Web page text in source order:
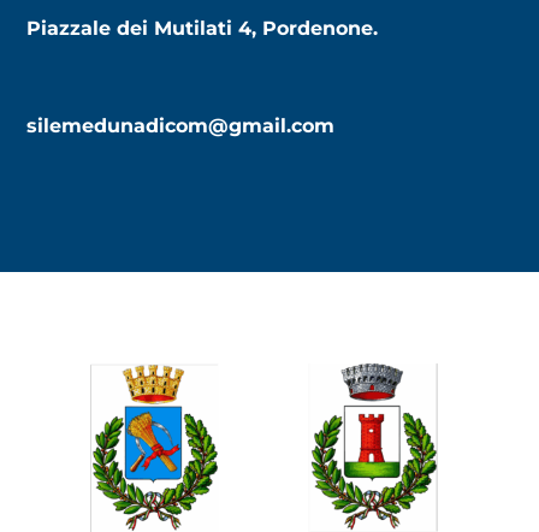
Piazzale dei Mutilati 4, Pordenone.
silemedunadicom@gmail.com